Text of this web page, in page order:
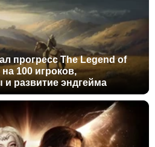
прогресс The Legend of
100 игроков,
развитие эндгейма